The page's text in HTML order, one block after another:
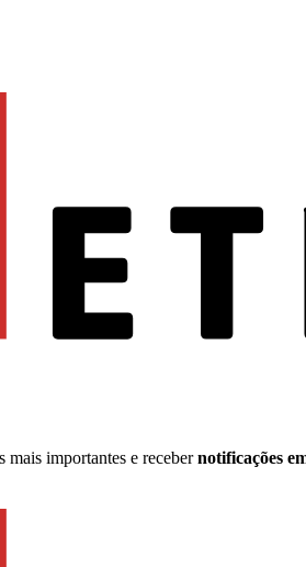
importantes e receber notificações